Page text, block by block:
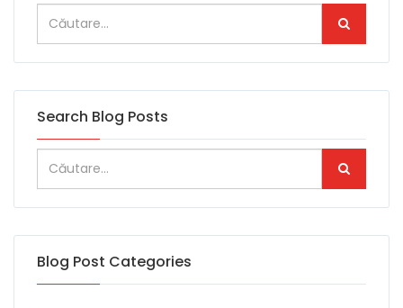
Search Blog Posts
Blog Post Categories